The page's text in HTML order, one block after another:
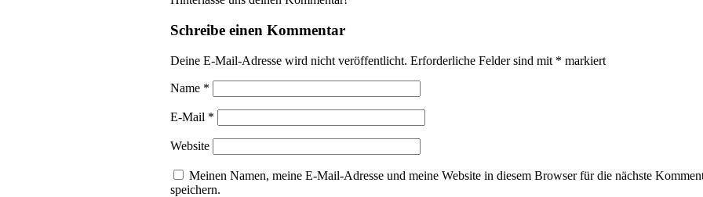
Schreibe einen Kommentar
Deine E-Mail-Adresse wird nicht veröffentlicht. Erforderliche Felder sind mit * markiert
Name *
E-Mail *
Website
Meinen Namen, meine E-Mail-Adresse und meine Website in diesem Browser für die nächste
speichern.